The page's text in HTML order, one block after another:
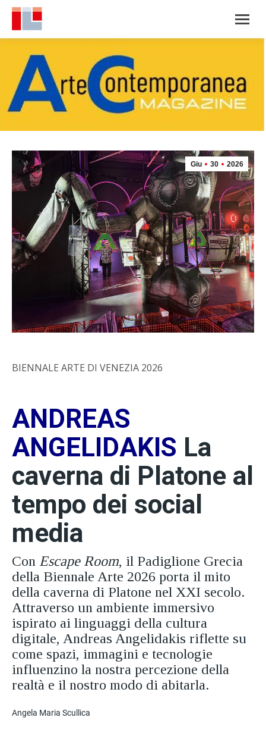
Giu 30 2026
BIENNALE ARTE DI VENEZIA 2026
ANDREAS
ANGELIDAKIS La
caverna di Platone al
tempo dei social
media
Con Escape Room, il Padiglione Grecia
della Biennale Arte 2026 porta il mito
della caverna di Platone nel XXI secolo.
Attraverso un ambiente immersivo
ispirato ai linguaggi della cultura
digitale, Andreas Angelidakis riflette su
come spazi, immagini e tecnologie
influenzino la nostra percezione della
realtà e il nostro modo di abitarla.
Angela Maria Scullica